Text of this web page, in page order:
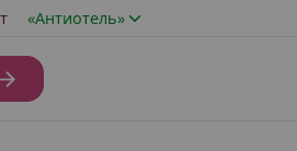
«Антиотель»